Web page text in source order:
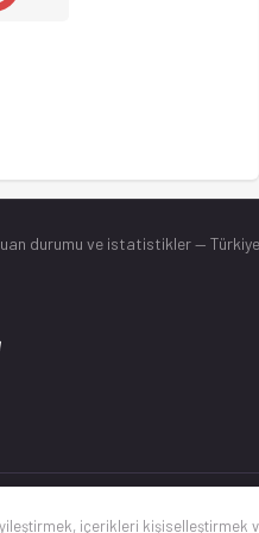
durumu ve istatistikler —
içerikleri kişiselleştirmek